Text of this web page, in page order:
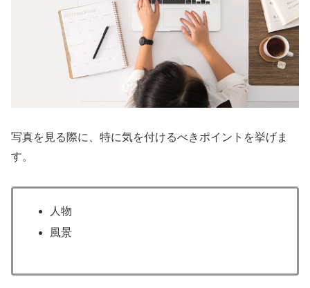
写真を見る際に、特に気を付けるべきポイントを挙げま
す。
人物
風景